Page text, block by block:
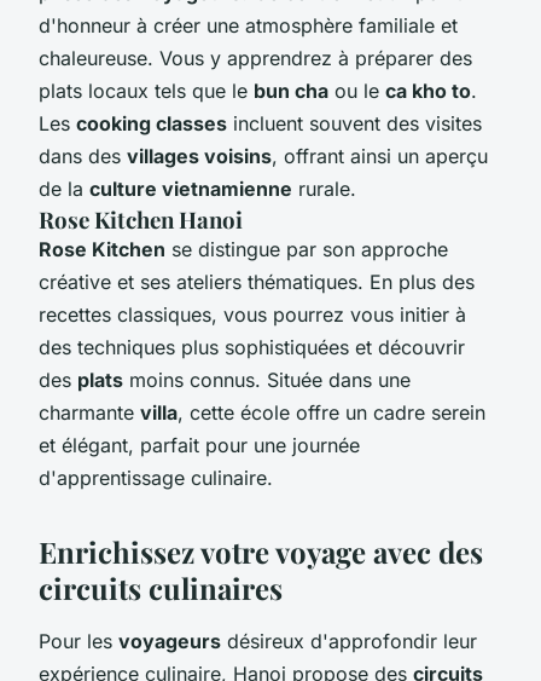
d'honneur à créer une atmosphère familiale et
chaleureuse. Vous y apprendrez à préparer des
plats locaux tels que le bun cha ou le ca kho to.
Les cooking classes incluent souvent des visites
dans des villages voisins, offrant ainsi un aperçu
de la culture vietnamienne rurale.
Rose Kitchen Hanoi
Rose Kitchen se distingue par son approche
créative et ses ateliers thématiques. En plus des
recettes classiques, vous pourrez vous initier à
des techniques plus sophistiquées et découvrir
des plats moins connus. Située dans une
charmante villa, cette école offre un cadre serein
et élégant, parfait pour une journée
d'apprentissage culinaire.
Enrichissez votre voyage avec des
circuits culinaires
Pour les voyageurs désireux d'approfondir leur
expérience culinaire, Hanoi propose des circuits